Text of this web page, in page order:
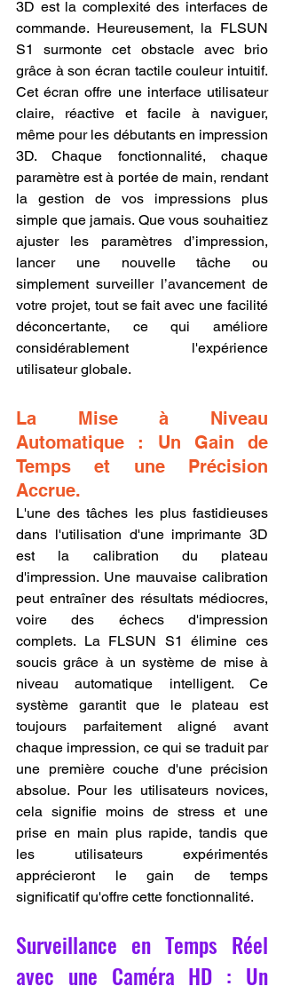
3D est la complexité des interfaces de
commande. Heureusement, la FLSUN
S1 surmonte cet obstacle avec brio
grâce à son écran tactile couleur intuitif.
Cet écran offre une interface utilisateur
claire, réactive et facile à naviguer,
même pour les débutants en impression
3D. Chaque fonctionnalité, chaque
paramètre est à portée de main, rendant
la gestion de vos impressions plus
simple que jamais. Que vous souhaitiez
ajuster les paramètres d’impression,
lancer une nouvelle tâche ou
simplement surveiller l’avancement de
votre projet, tout se fait avec une facilité
déconcertante, ce qui améliore
considérablement l'expérience
utilisateur globale.
La Mise à Niveau
Automatique : Un Gain de
Temps et une Précision
Accrue.
L'une des tâches les plus fastidieuses
dans l'utilisation d'une imprimante 3D
est la calibration du plateau
d'impression. Une mauvaise calibration
peut entraîner des résultats médiocres,
voire des échecs d'impression
complets. La FLSUN S1 élimine ces
soucis grâce à un système de mise à
niveau automatique intelligent. Ce
système garantit que le plateau est
toujours parfaitement aligné avant
chaque impression, ce qui se traduit par
une première couche d'une précision
absolue. Pour les utilisateurs novices,
cela signifie moins de stress et une
prise en main plus rapide, tandis que
les utilisateurs expérimentés
apprécieront le gain de temps
significatif qu'offre cette fonctionnalité.
Surveillance en Temps Réel
avec une Caméra HD : Un